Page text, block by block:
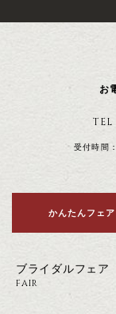
お
TEL
受付時間
かんたんフェ
ブライダルフェア
FAIR